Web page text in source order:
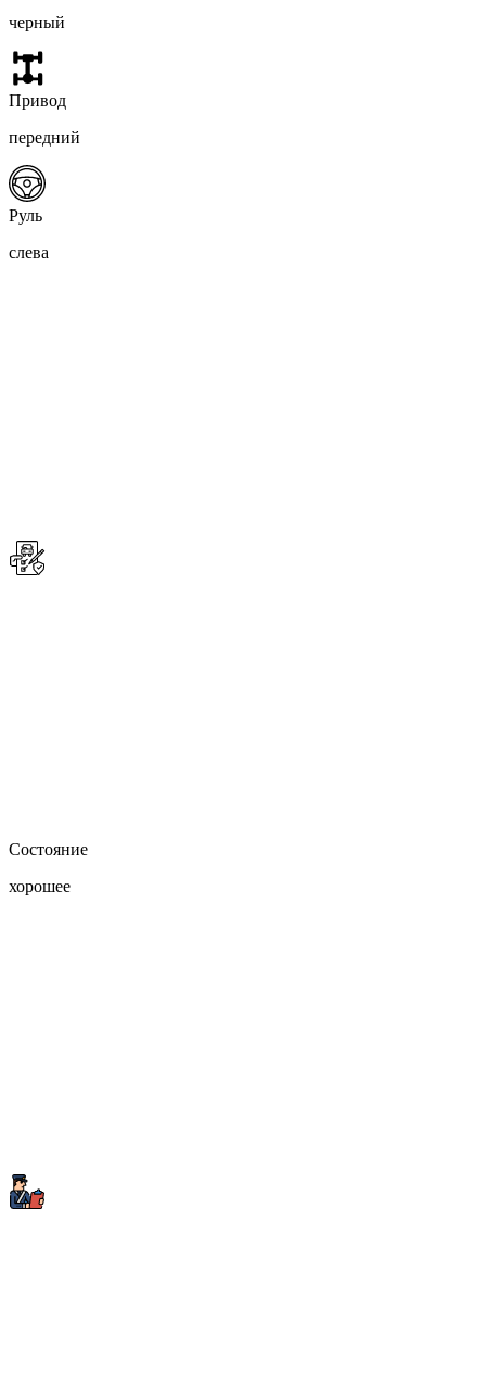
черный
Привод
передний
Руль
слева
Состояние
хорошее